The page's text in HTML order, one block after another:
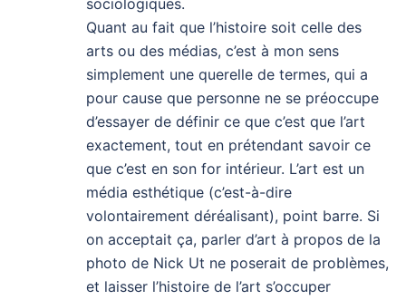
sociologiques.
Quant au fait que l’histoire soit celle des
arts ou des médias, c’est à mon sens
simplement une querelle de termes, qui a
pour cause que personne ne se préoccupe
d’essayer de définir ce que c’est que l’art
exactement, tout en prétendant savoir ce
que c’est en son for intérieur. L’art est un
média esthétique (c’est-à-dire
volontairement déréalisant), point barre. Si
on acceptait ça, parler d’art à propos de la
photo de Nick Ut ne poserait de problèmes,
et laisser l’histoire de l’art s’occuper